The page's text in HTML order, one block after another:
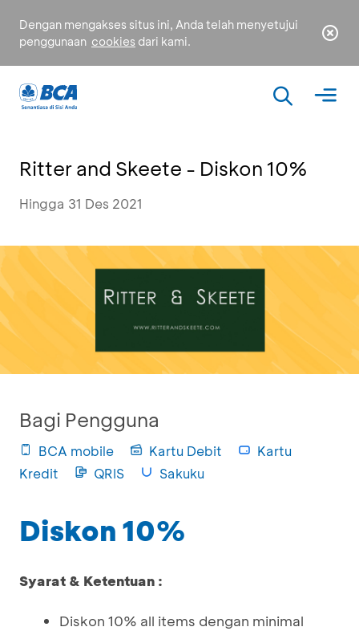
Dengan mengakses situs ini, Anda telah menyetujui
penggunaan cookies dari kami.
Ritter and Skeete - Diskon 10%
Hingga 31 Des 2021
Bagi Pengguna
BCA mobile Kartu Debit
Kartu
Kredit
QRIS Sakuku
Diskon 10%
Syarat & Ketentuan :
Diskon 10% all items dengan minimal